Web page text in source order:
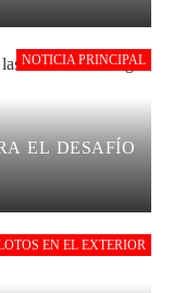
NOTICIA PRINCIPAL
EL DESAFÍO
EN EL EXTERIOR